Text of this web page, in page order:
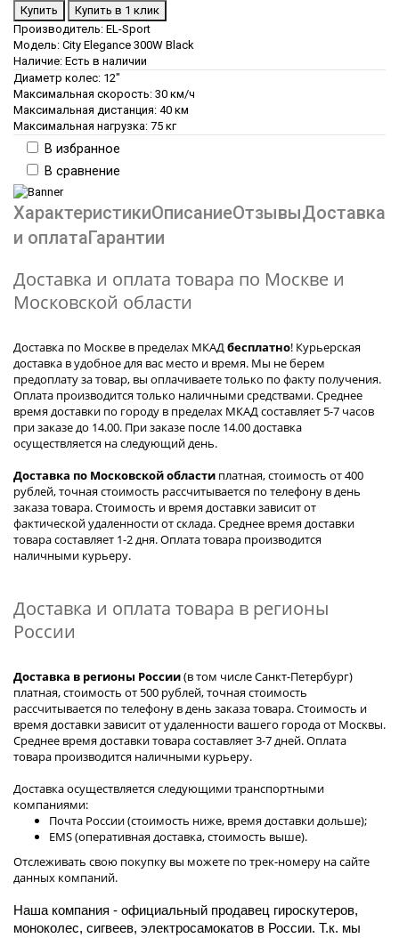
Производитель: EL-Sport
Модель: City Elegance 300W Black
Наличие: Есть в наличии
Диаметр колес: 12"
Максимальная скорость: 30 км/ч
Максимальная дистанция: 40 км
Максимальная нагрузка: 75 кг
В избранное
В сравнение
ХарактеристикиОписаниеОтзывыДоставка
и оплатаГарантии
Доставка и оплата товара по Москве и
Московской области
Доставка по Москве в пределах МКАДбесплатно! Курьерская
доставка в удобное для вас место и время. Мы не берем
предоплату за товар, вы оплачиваете только по факту получения.
Оплата производится только наличными средствами. Среднее
время доставки по городу в пределах МКАД составляет 5-7 часов
при заказе до 14.00. При заказе после 14.00 доставка
осуществляется на следующий день.
Доставка по Московской области платная, стоимость от 400
рублей, точная стоимость рассчитывается по телефону в день
заказа товара. Стоимость и время доставки зависит от
фактической удаленности от склада. Среднее время доставки
товара составляет 1-2 дня. Оплата товара производится
наличными курьеру.
Доставка и оплата товара в регионы
России
Доставка в регионы России(в том числе Санкт-Петербург)
платная, стоимость от 500 рублей, точная стоимость
рассчитывается по телефону в день заказа товара. Стоимость и
время доставки зависит от удаленности вашего города от Москвы.
Среднее время доставки товара составляет 3-7 дней. Оплата
товара производится наличными курьеру.
Доставка осуществляется следующими транспортными
компаниями:
Почта России (стоимость ниже, время доставки дольше);
EMS (оперативная доставка, стоимость выше).
Отслеживать свою покупку вы можете по трек-номеру на сайте
данных компаний.
Наша компания - официальный продавец гироскутеров,
моноколес, сигвеев, электросамокатов в России. Т.к. мы